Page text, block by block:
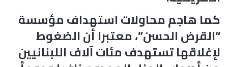
كما هاجم محاولات استهداف مؤسسة
“القرض الحسن”، معتبرا أن الضغوط
لإغلاقها تستهدف مئات آلاف اللبنانيين